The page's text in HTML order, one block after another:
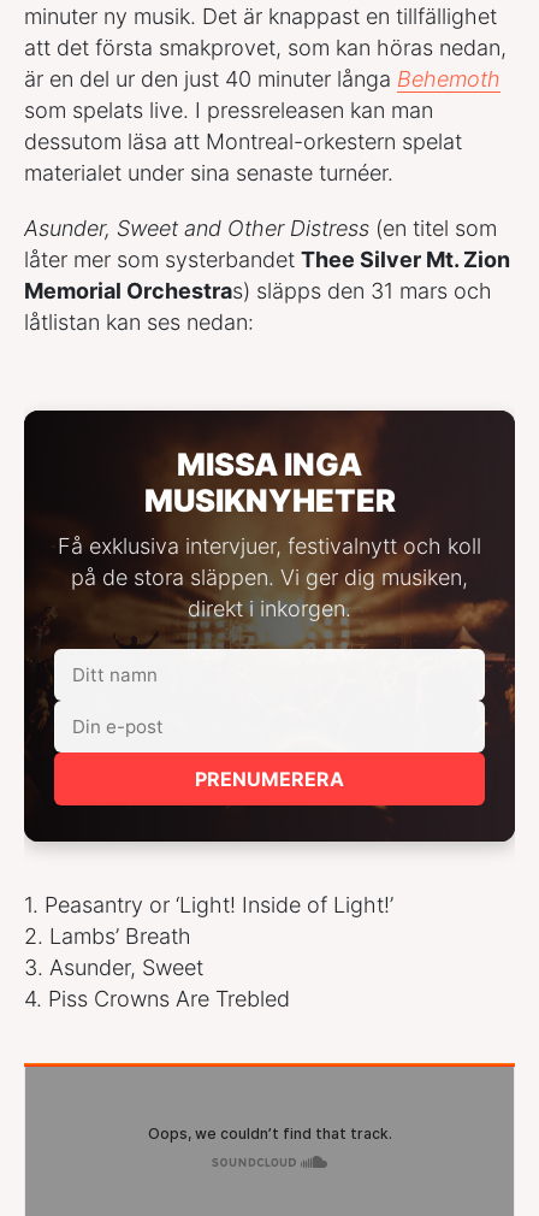
minuter ny musik. Det är knappast en tillfällighet
att det första smakprovet, som kan höras nedan,
är en del ur den just 40 minuter långa Behemoth
som spelats live. I pressreleasen kan man
dessutom läsa att Montreal-orkestern spelat
materialet under sina senaste turnéer.
Asunder, Sweet and Other Distress (en titel som
låter mer som systerbandet Thee Silver Mt. Zion
Memorial Orchestras) släpps den 31 mars och
låtlistan kan ses nedan:
MISSA INGA
MUSIKNYHETER
Få exklusiva intervjuer, festivalnytt och koll
på de stora släppen. Vi ger dig musiken,
direkt i inkorgen.
PRENUMERERA
1. Peasantry or ‘Light! Inside of Light!’
2. Lambs’ Breath
3. Asunder, Sweet
4. Piss Crowns Are Trebled